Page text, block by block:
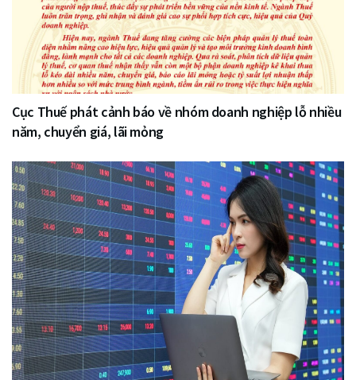
Cục Thuế phát cảnh báo về nhóm doanh nghiệp lỗ nhiều
năm, chuyển giá, lãi mỏng